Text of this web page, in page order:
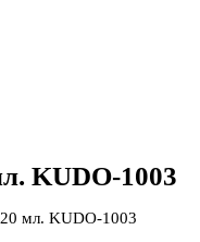
KUDO-1003
мл. KUDO-1003